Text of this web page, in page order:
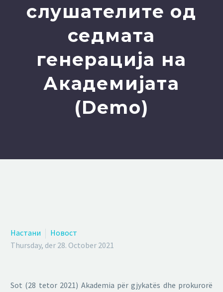
слушателите од
седмата
генерација на
Академијата
(Demo)
Настани
Новост
Thursday, der 28. October 2021
Sot (28 tetor 2021) Akademia për gjykatës dhe prokurorë